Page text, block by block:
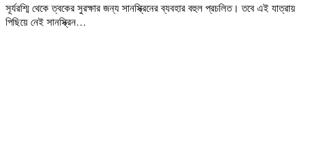
সূর্যরশ্মি থেকে ত্বকের সুরক্ষার জন্য সানস্ক্রিনের ব্যবহার বহুল প্রচলিত। তবে এই যাত্রায়
পিছিয়ে নেই সানস্ক্রিন…